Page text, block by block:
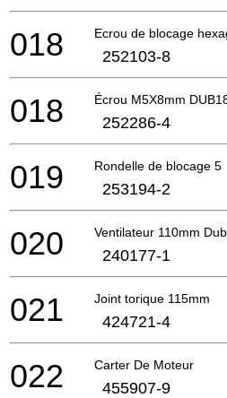
Ecrou de blocage
018 252103-8
Écrou M5X8mm
018 252286-4
Rondelle de blocage 5
019 253194-2
Ventilateur 110mm
020 240177-1
Joint torique 115mm
021 424721-4
Carter De Moteur
022 455907-9